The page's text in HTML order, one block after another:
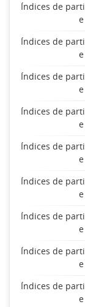
Índices de
Índices de
Índices de
Índices de
Índices de
Índices de
Índices de
Índices de
Índices de